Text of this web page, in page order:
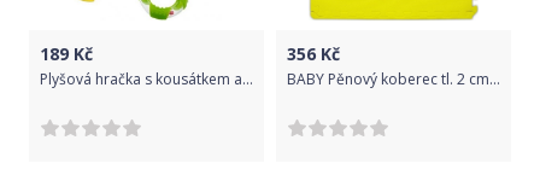
189 Kč
Plyšová hračka s kousátkem a chrastítkem - Opička - modrá
356 Kč
BABY Pěnový koberec tl. 2 cm - žlutý 1 díl s okraji